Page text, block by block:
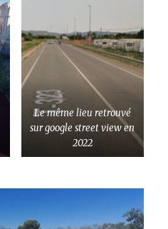
Le même lieu retrouvé
sur google street view en
2022